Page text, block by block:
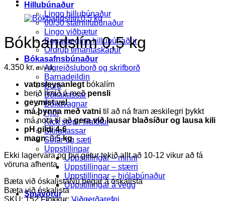
Hillubúnaður
Lingo hillubúnaður
60/30 stálhillubúnaður
Lingo viðbætur
Bogadreginn hillubúnaður
Ordrup tímaritaskápur
Bókasafnsbúnaður
Afgreiðsluborð og skrifborð
Barnadeildin
Borð
Bókakassar
Bókavagnar
Hjól
Kick step / fílafótur
Skilakassar
Sófar og sæti
Uppstillingar
Uppstillingar – minni
Uppstillingar – stærri
Uppstillingar – hjólabúnaður
Uppstillingar á vegg
Smávörur
Bókbandslím 0,5 kg
4.350 kr. m/vsk
vatnsleysanlegt bókalím
berið límið á meðpensli
geymist vel
má þynna með vatni til að ná fram æskilegri þykkt
má nota til aðgera við lausar blaðsíður og lausa kili
pH gildi 4-6
magn: 0,5kg
Ekki lagervara og því getur tekið allt að 10-12 vikur að fá
vöruna afhenta.
Bæta við óskalistaNú þegar á óskalista
Bæta við óskalista
SKU:152 Flokkur:Viðgerðarefni